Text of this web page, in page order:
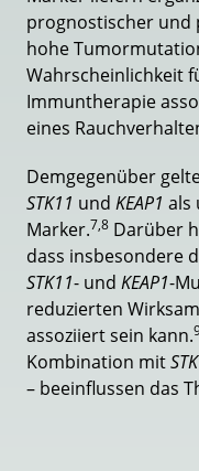
prognostischer und
hohe
Wahrscheinlichkeit
Immuntherapie
eines
Demgegenüber
STK11 und KEAP1 als
Marker.7,8 Darüber
dass insbesondere
STK11- und KEAP1-
reduzierten
assoziiert sein kann.
Kombination mit
– beeinflussen das